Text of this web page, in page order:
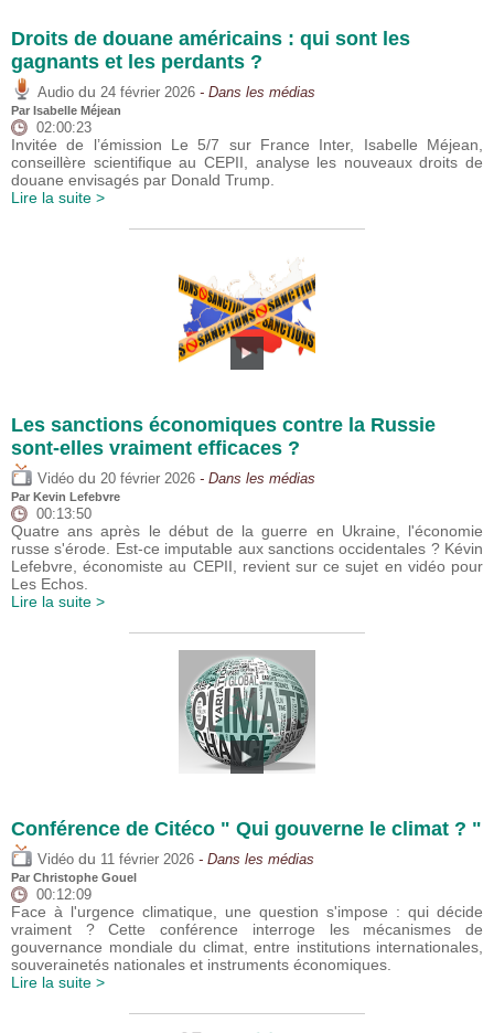
Droits de douane américains : qui sont les
gagnants et les perdants ?
Audio du 24 février 2026 - Dans les médias
Par Isabelle Méjean
02:00:23
Invitée de l’émission Le 5/7 sur France Inter, Isabelle Méjean,
conseillère scientifique au CEPII, analyse les nouveaux droits de
douane envisagés par Donald Trump.
Lire la suite >
Les sanctions économiques contre la Russie
sont-elles vraiment efficaces ?
Vidéo du 20 février 2026 - Dans les médias
Par Kevin Lefebvre
00:13:50
Quatre ans après le début de la guerre en Ukraine, l'économie
russe s'érode. Est-ce imputable aux sanctions occidentales ? Kévin
Lefebvre, économiste au CEPII, revient sur ce sujet en vidéo pour
Les Echos.
Lire la suite >
Conférence de Citéco " Qui gouverne le climat ? "
Vidéo du 11 février 2026 - Dans les médias
Par Christophe Gouel
00:12:09
Face à l'urgence climatique, une question s'impose : qui décide
vraiment ? Cette conférence interroge les mécanismes de
gouvernance mondiale du climat, entre institutions internationales,
souverainetés nationales et instruments économiques.
Lire la suite >